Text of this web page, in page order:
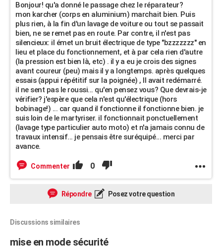
Bonjour! qu'a donné le passage chez le réparateur?
mon karcher (corps en aluminium) marchait bien. Puis
plus rien, à la fin d'un lavage de voiture ou tout se passait
bien, ne se remet pas en route. Par contre, il n'est pas
silencieux: il émet un bruit électrique de type "bzzzzzzz" en
lieu et place du fonctionnement, et à par cela rien d'autre
(la pression est bien là, etc) . il y a eu je crois des signes
avant coureur (peu) mais il y a longtemps. après quelques
essais (appui répétitif sur la poignée) , Il avait redémarré.
il ne sent pas le roussi... qu'en pensez vous? Que devrais-je
vérifier? j'espère que cela n'est qu'électrique (hors
bobinage!) ... car quand il fonctionne il fonctionne bien. je
suis loin de le martyriser. il fonctionnait ponctuellement
(lavage type particulier auto moto) et n'a jamais connu de
travaux intensif... je pensais être suréquipé... merci par
avance.
Commenter 0
Répondre Posez votre question
Discussions similaires
mise en mode sécurité